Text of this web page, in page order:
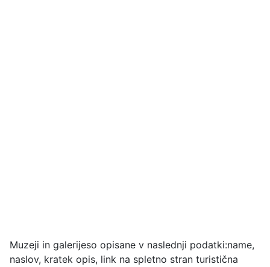
Muzeji in galerijeso opisane v naslednji podatki:name,
naslov, kratek opis, link na spletno stran turistična